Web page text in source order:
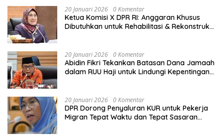
20 Januari 2026 0 Komentar
Ketua Komisi X DPR RI: Anggaran Khusus
Dibutuhkan untuk Rehabilitasi & Rekonstruksi
20 Januari 2026 0 Komentar
Abidin Fikri Tekankan Batasan Dana Jamaah
dalam RUU Haji untuk Lindungi Kepentingan
20 Januari 2026 0 Komentar
DPR Dorong Penyaluran KUR untuk Pekerja
Migran Tepat Waktu dan Tepat Sasaran